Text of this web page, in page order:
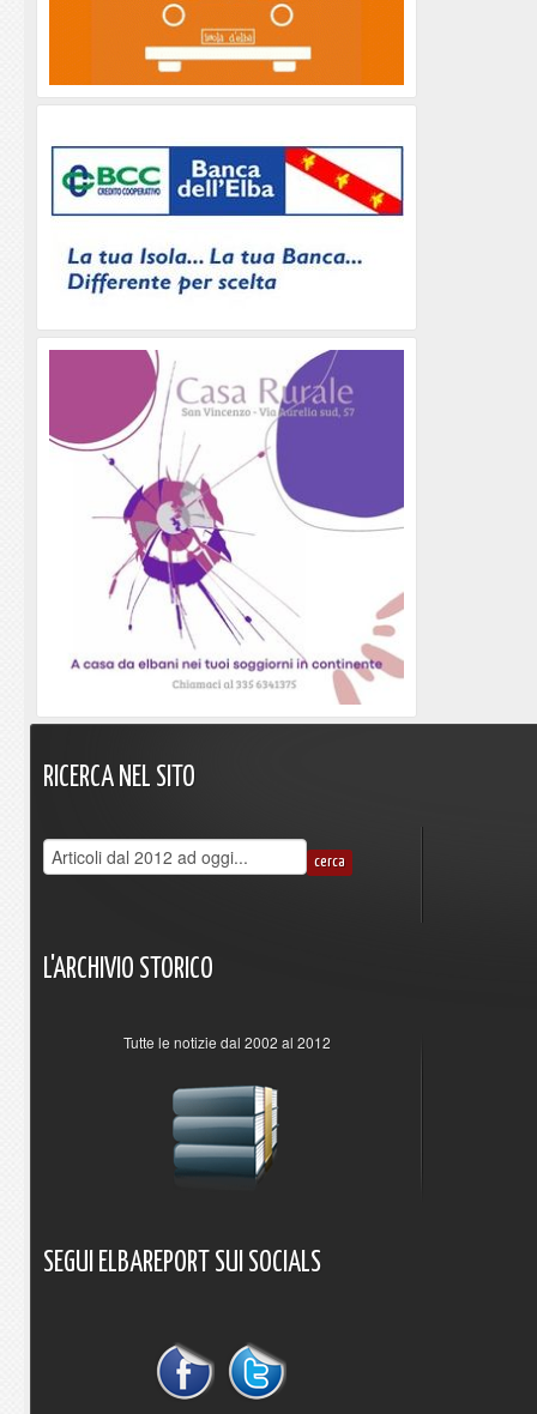
RICERCA NEL SITO
L'ARCHIVIO STORICO
Tutte le notizie dal 2002 al 2012
SEGUI ELBAREPORT SUI SOCIALS